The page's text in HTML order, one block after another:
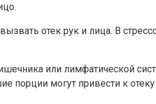
отек рук и лица. В
или лимфатической
порции могут привести к